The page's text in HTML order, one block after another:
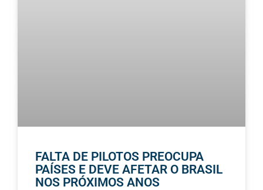
FALTA DE PILOTOS PREOCUPA
PAÍSES E DEVE AFETAR O BRASIL
NOS PRÓXIMOS ANOS